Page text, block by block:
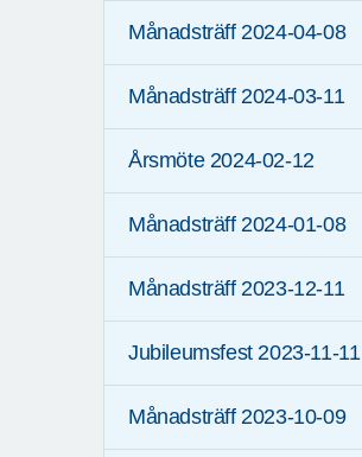
Månadsträff 2024-04-08
Månadsträff 2024-03-11
Årsmöte 2024-02-12
Månadsträff 2024-01-08
Månadsträff 2023-12-11
Jubileumsfest 2023-11-11
Månadsträff 2023-10-09